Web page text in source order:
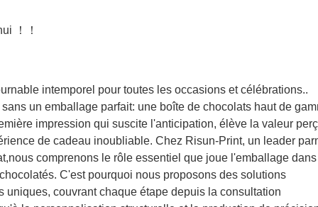
！！
intemporel pour toutes les occasions et célébrations..
un emballage parfait: une boîte de chocolats haut de
impression qui suscite l'anticipation, élève la valeur
de cadeau inoubliable. Chez Risun-Print, un leader
comprenons le rôle essentiel que joue l'emballage dans
C'est pourquoi nous proposons des solutions
couvrant chaque étape depuis la consultation